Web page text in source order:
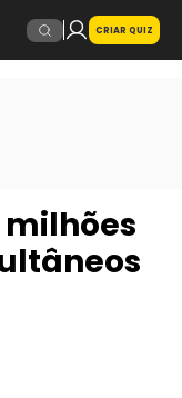
CRIAR QUIZ
milhões